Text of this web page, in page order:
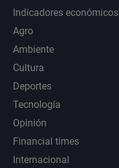
Indicadores económicos
Agro
Ambiente
Cultura
Deportes
Tecnología
Opinión
Financial times
Internacional